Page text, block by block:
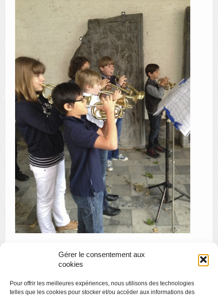
Gérer le consentement aux
cookies
Pour offrir les meilleures expériences, nous utilisons des technologies
telles que les cookies pour stocker et/ou accéder aux informations des
Exposition Nancy Pierret « Illustrations, marionnettes et
Visite en famille : d’une demeure à l’autre